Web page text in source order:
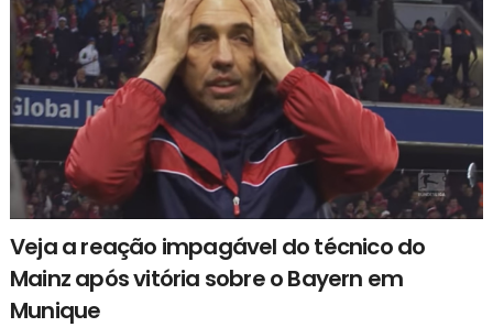
Veja a reação impagável do técnico do
Mainz após vitória sobre o Bayern em
Munique